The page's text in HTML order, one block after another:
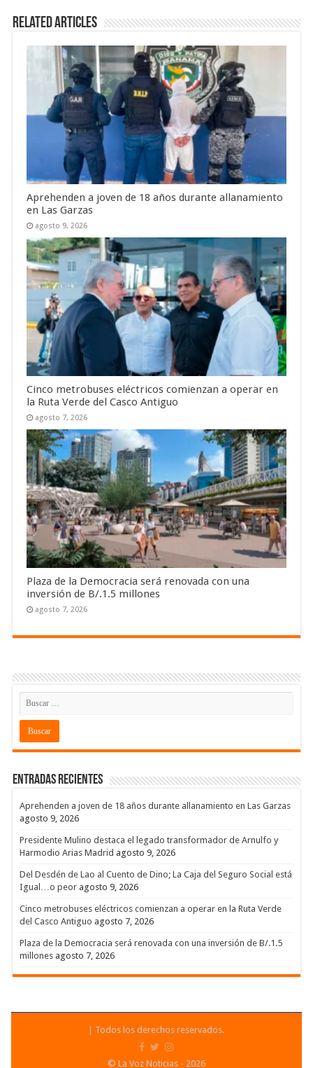
Related Articles
Aprehenden a joven de 18 años durante allanamiento
en Las Garzas
agosto 9, 2026
Cinco metrobuses eléctricos comienzan a operar en
la Ruta Verde del Casco Antiguo
agosto 7, 2026
Plaza de la Democracia será renovada con una
inversión de B/.1.5 millones
agosto 7, 2026
Entradas recientes
Aprehenden a joven de 18 años durante allanamiento en Las Garzas
agosto 9, 2026
Presidente Mulino destaca el legado transformador de Arnulfo y
Harmodio Arias Madrid agosto 9, 2026
Del Desdén de Lao al Cuento de Dino; La Caja del Seguro Social está
Igual…o peor agosto 9, 2026
Cinco metrobuses eléctricos comienzan a operar en la Ruta Verde
del Casco Antiguo agosto 7, 2026
Plaza de la Democracia será renovada con una inversión de B/.1.5
millones agosto 7, 2026
| Todos los derechos reservados.
© La Voz Noticias - 2026